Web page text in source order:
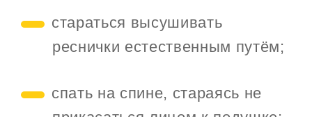
стараться высушивать
реснички естественным путём;
спать на спине, стараясь не